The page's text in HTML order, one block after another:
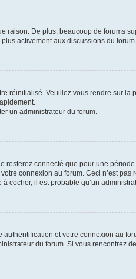
raison. De plus, beaucoup de forums
activement aux discussions du forum.
Veuillez vous rendre sur la
un administrateur du forum.
connecté que pour une
connexion au forum. Ceci n’est
cocher, il est probable qu’un
et votre connexion au
du forum. Si vous rencontrez